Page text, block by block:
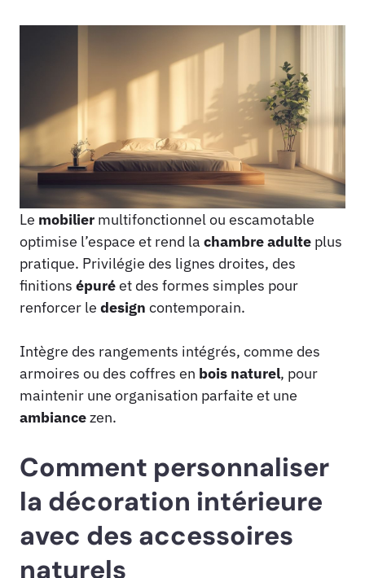
Le mobilier multifonctionnel ou escamotable
optimise l’espace et rend la chambreadulte plus
pratique. Privilégie des lignes droites, des
finitions épuréet des formes simples pour
renforcer le design contemporain.
Intègre des rangements intégrés, comme des
armoires ou des coffres en bois naturel, pour
maintenir une organisation parfaite et une
ambiancezen.
Comment personnaliser
la décoration intérieure
avec des accessoires
naturels